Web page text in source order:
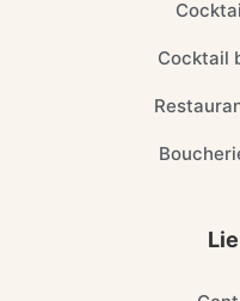
Cocktail